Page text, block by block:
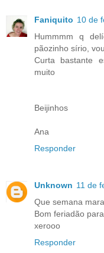
Faniquito 10 de
Hummmm q
pãozinho sírio,
Curta bastante
muito
Beijinhos
Ana
Responder
Unknown 11 de
Que semana
Bom feriadão
xerooo
Responder